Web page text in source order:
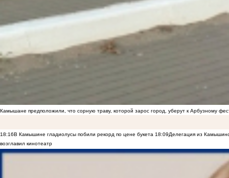
Камышане предположили, что сорную траву, которой зарос город, уберут к Арбузному
18:16В Камышине гладиолусы побили рекорд по цене букета 18:09Делегация из
возглавил кинотеатр